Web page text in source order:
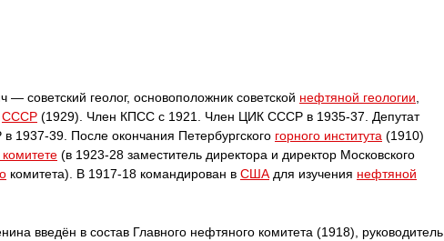
советский геолог, основоположник советской нефтяной геологии
CCCP (1929). Член КПСС с 1921. Член ЦИК CCCP в 1935-37. Депутат
1937-39. После окончания Петербургского горного института (1910)
(в 1923-28 заместитель директора и директор Московского
комитета). В 1917-18 командирован в США для изучения нефтяной
введён в состав Главного нефтяного комитета (1918), руководитель